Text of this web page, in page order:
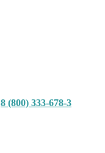
8 (800) 333-678-3